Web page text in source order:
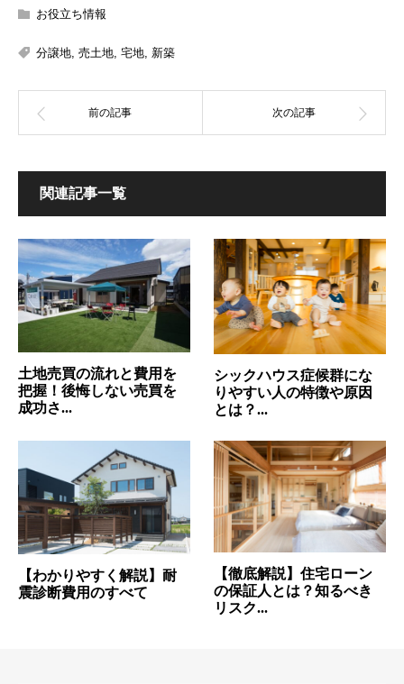
お役立ち情報
分譲地 売土地 宅地 新築
関連記事一覧
土地売買の流れと費用を
把握！後悔しない売買を
成功さ...
シックハウス症候群にな
りやすい人の特徴や原因
とは？...
【わかりやすく解説】耐
震診断費用のすべて
【徹底解説】住宅ローン
の保証人とは？知るべき
リスク...